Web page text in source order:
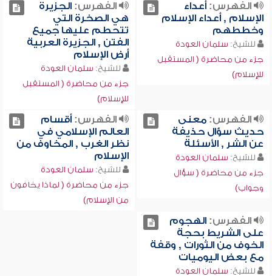
الفهرس:أعداء
الإسلام , أعداء الإسلام
وخططهم
للشيخ: سلمان العودة
جزء من محاضرة ( المستقبل
للإسلام)
الفهرس:الجزيرة
هي الصخرة التي
تتحطم عليها جميع
الفتن , الجزيرة العربية
أرض الإسلام
للشيخ: سلمان العودة
جزء من محاضرة ( المستقبل
للإسلام)
الفهرس:معنى
حديث سؤال حذيفة
عن الشر , الأسئلة
للشيخ: سلمان العودة
جزء من محاضرة ( سؤال
وجواب)
الفهرس:أقسام
العالم الإسلامي في
نظر الغرب , المخاوف من
الإسلام
للشيخ: سلمان العودة
جزء من محاضرة ( لماذا يخافون
من الإسلام)
الفهرس:الهجوم
على الشريط بحجة
الخوف من الثورات , وقفة
مع بعض اليوميات
للشيخ: سلمان العودة